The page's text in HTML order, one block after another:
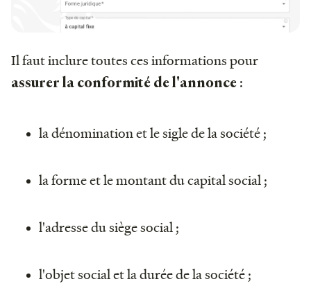
Il faut inclure toutes ces informations pour
assurer la conformité de l'annonce :
la dénomination et le sigle de la société ;
la forme et le montant du capital social ;
l'adresse du siège social ;
l'objet social et la durée de la société ;